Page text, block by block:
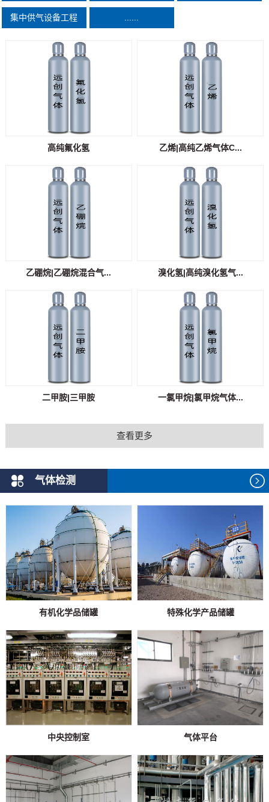
集中供气设备工程 ......
高纯氟化氢 乙烯|高纯乙烯气体C...
乙硼烷|乙硼烷混合气... 溴化氢|高纯溴化氢气...
二甲胺|三甲胺 一氯甲烷|氯甲烷气体...
查看更多
气体检测
有机化学品储罐 特殊化学产品储罐
中央控制室 气体平台